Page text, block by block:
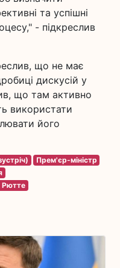
та успішні
- підкреслив
що не має
дискусій у
що там активно
використати
його
Прем'єр-міністр